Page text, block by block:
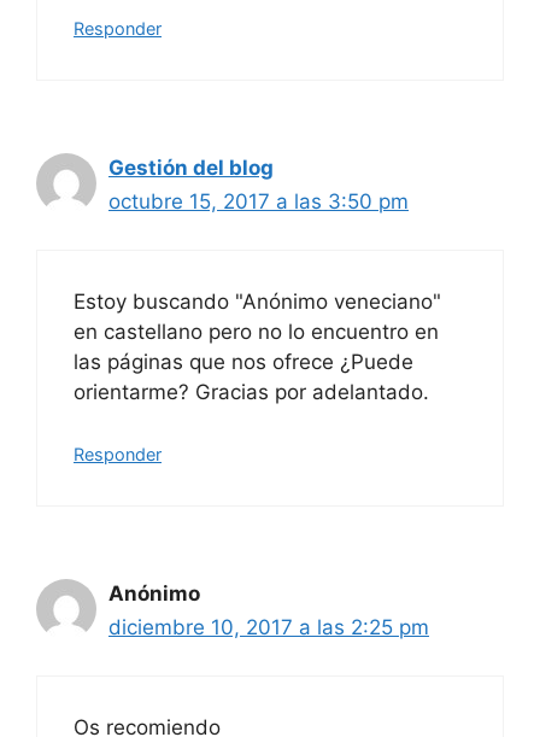
Responder
Gestión del blog
octubre 15, 2017 a las 3:50 pm
Estoy buscando "Anónimo veneciano"
en castellano pero no lo encuentro en
las páginas que nos ofrece ¿Puede
orientarme? Gracias por adelantado.
Responder
Anónimo
diciembre 10, 2017 a las 2:25 pm
Os recomiendo